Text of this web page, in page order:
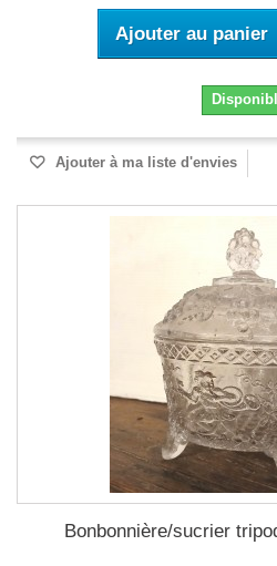
Ajouter au panier
Ajouter à ma liste d'envies
Bonbonnière/sucrier